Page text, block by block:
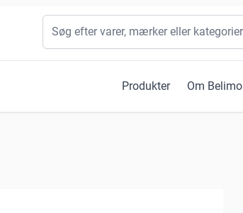
Produkter Om Belimo
Søg